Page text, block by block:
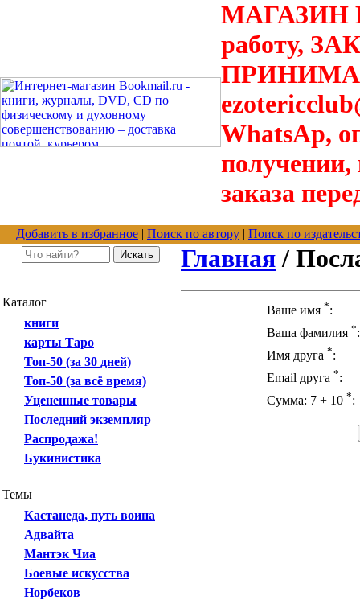
МАГАЗИН
работу,
WhatsAp,
получении,
заказа
Добавить в избранное | Поиск по автору | Поиск по
Каталог
книги
карты Таро
Топ-50 (за 30 дней)
Топ-50 (за всё время)
Уцененные товары
Последний экземпляр
Распродажа!
Букинистика
Темы
Кастанеда, путь воина
Адвайта
Мантэк Чиа
Боевые искусства
Норбеков
Главная /
Ваше имя *:
Ваша фамилия *:
Имя друга *:
Email друга *:
Сумма: 7 + 10 *: